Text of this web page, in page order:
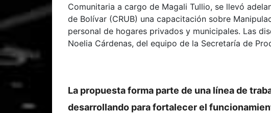
Comunitaria a cargo de Magali Tullio, se llevó
de Bolívar (CRUB) una capacitación sobre
personal de hogares privados y municipales. Las
Noelia Cárdenas, del equipo de la Secretaría de
La propuesta forma parte de una línea de
desarrollando para fortalecer el